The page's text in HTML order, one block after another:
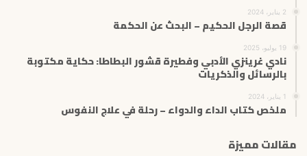
2 يناير، 2024
قصة الرجل الحكيم – البحث عن الحكمة
19 يوليو، 2025
نادي غرينزي الأدبي وفطيرة قشور البطاطا: حكاية مكتوبة
بالرسائل والذكريات
1 يناير، 2024
ملخص كتاب الداء والدواء – رحلة في علاج النفوس
مقالات مميزة